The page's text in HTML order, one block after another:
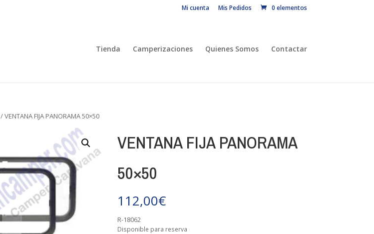
Mi cuenta Mis Pedidos 0 elementos
Tienda Camperizaciones Quienes Somos Contactar
/ VENTANA FIJA PANORAMA 50×50
VENTANA FIJA PANORAMA
50×50
112,00€
R-18062
Disponible para reserva